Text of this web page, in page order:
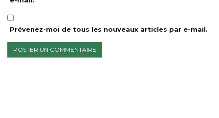
Prévenez-moi de tous les nouveaux articles par e-mail.